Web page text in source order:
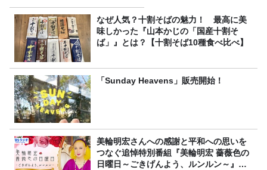
なぜ人気？十割そばの魅力！ 最高に美
味しかった『山本かじの「国産十割そ
ば」』とは？【十割そば10種食べ比べ】
「Sunday Heavens」販売開始！
美輪明宏さんへの感謝と平和への思いを
つなぐ追悼特別番組『美輪明宏 薔薇色の
日曜日～ごきげんよう、ルンルン～』